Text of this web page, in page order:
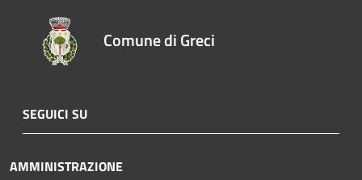
Comune di Greci
SEGUICI SU
AMMINISTRAZIONE